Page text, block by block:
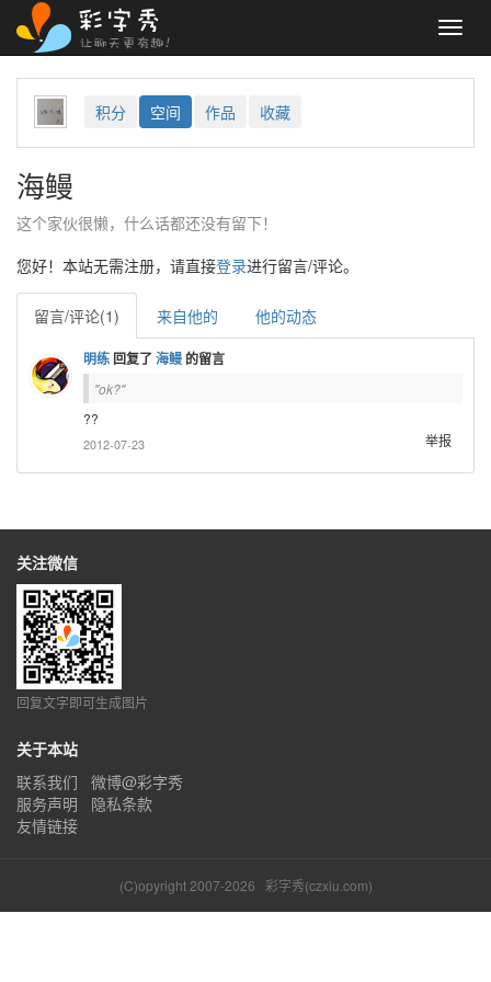
积分 空间 作品 收藏
海鳗
这个家伙很懒，什么话都还没有留下！
您好！本站无需注册，请直接登录进行留言/评论。
留言/评论(1) 来自他的 他的动态
明练 回复了 海鳗 的留言
ok?
??
举报
2012-07-23
关注微信
回复文字即可生成图片
关于本站
联系我们
微博@彩字秀
服务声明
隐私条款
友情链接
(C)opyright 2007-2026 彩字秀(czxiu.com)